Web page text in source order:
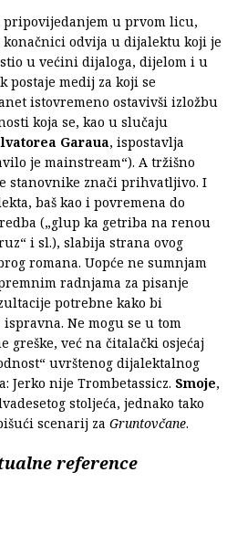
pripovijedanjem u prvom licu,
konačnici odvija u dijalektu koji je
u većini dijaloga, dijelom i u
postaje medij za koji se
istovremeno ostavivši izložbu
koja se, kao u slučaju
Garaua, ispostavlja
je mainstream“). A tržišno
stanovnike znači prihvatljivo. I
baš kao i povremena do
(„glup ka getriba na renou
i sl.), slabija strana ovog
romana. Uopće ne sumnjam
radnjama za pisanje
potrebne kako bi
Ne mogu se u tom
greške, već na čitalački osjećaj
uvrštenog dijalektalnog
Jerko nije Trombetassicz. Smoje,
stoljeća, jednako tako
scenarij za Gruntovčane.
reference